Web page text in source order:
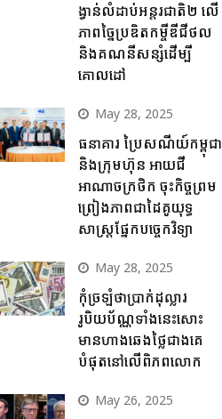
ង្វាន់លំដាប់អន្តរជាតិ២ លើ
ភាពច្នៃប្រឌិតកម្ចីឌីជីថល
និងគណនីសន្សំដើម្បី
គោលដៅ
May 28, 2025
ធនាគារ ប្រៃសណីយ៍កម្ពុជា
និងក្រុមហ៊ុន អាយជី
អាណាចក្រថិក ចុះកិច្ចព្រម
ព្រៀងភាពជាដៃគូយុទ្ធ
សាស្ត្រផ្នែកបច្ចេកវិទ្យា
May 28, 2025
កុំច្រឡំថាប្រាក់ដុល្លារ
រូបិយប័ណ្ណទាំងនេះសោះ
មានហាងឆេងថ្លៃជាងគេ
បំផុតនៅលើពិភពលោក
May 26, 2025